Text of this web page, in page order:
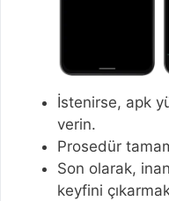
İstenirse, apk
verin.
Prosedür
Son olarak,
keyfini